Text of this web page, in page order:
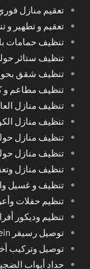
تعقيم منازل
تعقيم و تطهير و
تنظيف حمامات
تنظيف ستائر
تنظيف شقق
تنظيف مطاعم و
تنظيف منازل
تنظيف منازل الكويت
تنظيف منازل حولي 24 ساعة خدمة تنظيف المساجد
تنظيف منازل
تنظيف منازل
تنظيف و غسيل
تنظيم حفلات
تنظيم وديكور
توصيل رسيفر bein و تركيب ستلايت و رسيفرات في الكويت
توصيل وتركيب
حداد أبواب